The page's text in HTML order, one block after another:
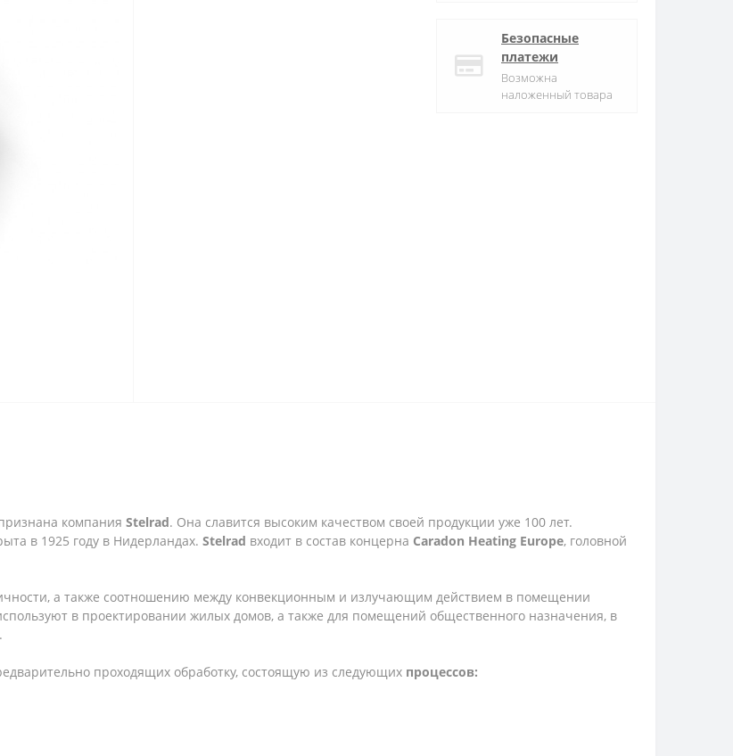
Безопасные
платежи
Возможна
наложенный товара
компания Stelrad. Она славится высоким качеством своей продукции уже 100 лет.
в 1925 году в Нидерландах. Stelrad входит в состав концерна Caradon Heating Europe, головной
а также соотношению между конвекционным и излучающим действием в помещении
в проектировании жилых домов, а также для помещений общественного назначения, в
проходящих обработку, состоящую из следующих процессов: